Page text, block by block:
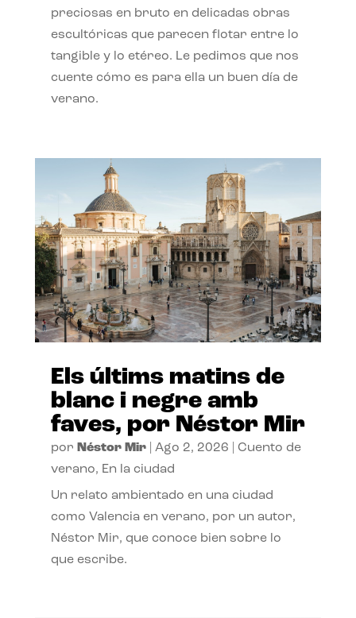
preciosas en bruto en delicadas obras
escultóricas que parecen flotar entre lo
tangible y lo etéreo. Le pedimos que nos
cuente cómo es para ella un buen día de
verano.
Els últims matins de
blanc i negre amb
faves, por Néstor Mir
por Néstor Mir| Ago 2, 2026
Cuento de
verano, En la ciudad
Un relato ambientado en una ciudad
como Valencia en verano, por un autor,
Néstor Mir, que conoce bien sobre lo
que escribe.